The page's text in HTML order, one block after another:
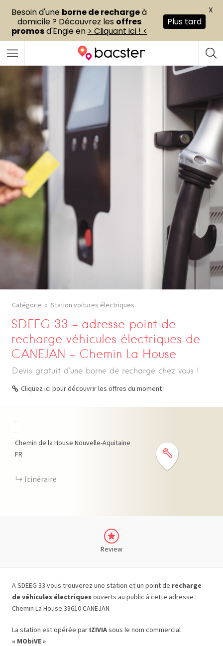
Catégorie Station voitures électriques
SDEEG 33 – adresse point de
recharge véhicules électriques de
CANEJAN – Chemin La House
Devis gratuit d’une borne de recharge chez vous !
Cliquez ici pour découvrir les offres du moment !
Chemin de la House Nouvelle-Aquitaine
FR
Itinéraire
Review
A SDEEG 33 vous trouverez une station et un point de recharge
de véhicules électriques ouverts au public à cette adresse :
Chemin La House 33610 CANEJAN
La station est opérée par IZIVIAsous le nom commercial
« MObiVE »
Besoin d'une borne de rechargeà
domicile ? Découvrez les offres
promosd'Engie en > Cliquant ici ! <
Plus tard
X